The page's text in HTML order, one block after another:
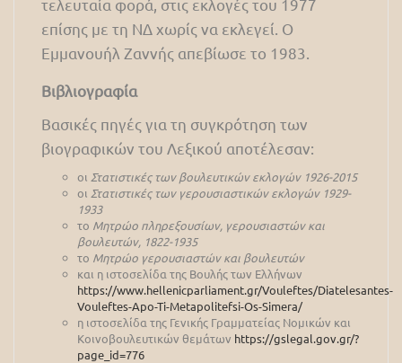
τελευταία φορά, στις εκλογές του 1977
επίσης με τη ΝΔ χωρίς να εκλεγεί. Ο
Εμμανουήλ Ζαννής απεβίωσε το 1983.
Βιβλιογραφία
Βασικές πηγές για τη συγκρότηση των
βιογραφικών του Λεξικού αποτέλεσαν:
οι Στατιστικές των βουλευτικών εκλογών 1926-2015
οι Στατιστικές των γερουσιαστικών εκλογών 1929-
1933
το Μητρώο πληρεξουσίων, γερουσιαστών και
βουλευτών, 1822-1935
το Μητρώο γερουσιαστών και βουλευτών
και η ιστοσελίδα της Βουλής των Ελλήνων
https://www.hellenicparliament.gr/Vouleftes/Diatelesantes-
Vouleftes-Apo-Ti-Metapolitefsi-Os-Simera/
η ιστοσελίδα της Γενικής Γραμματείας Νομικών και
Κοινοβουλευτικών θεμάτων https://gslegal.gov.gr/?
page_id=776